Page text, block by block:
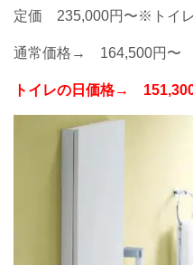
定価 235,000円〜※トイレ
通常価格→ 164,500円〜
トイレの日価格→